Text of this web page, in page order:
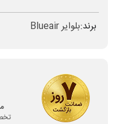
برند:بلوایر Blueair